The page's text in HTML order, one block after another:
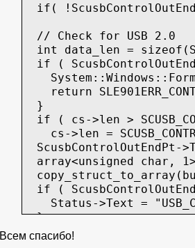
if( !ScusbControlOutEndPt
// Check for USB 2.0
int data_len =
if (
return
}
if ( cs->len >
cs->len =
ScusbControlOutEndPt-
array<unsigned char,
if (
Status->Text =
}
else {
Всем спасибо!